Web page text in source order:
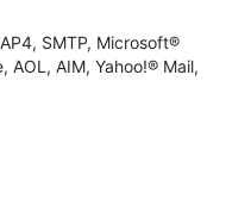
SMTP, Microsoft®
AOL, AIM, Yahoo!® Mail,